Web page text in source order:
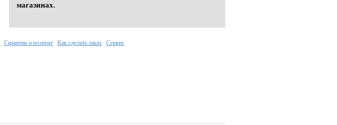
магазинах.
Гарантия и возврат Как сделать заказ Сервис